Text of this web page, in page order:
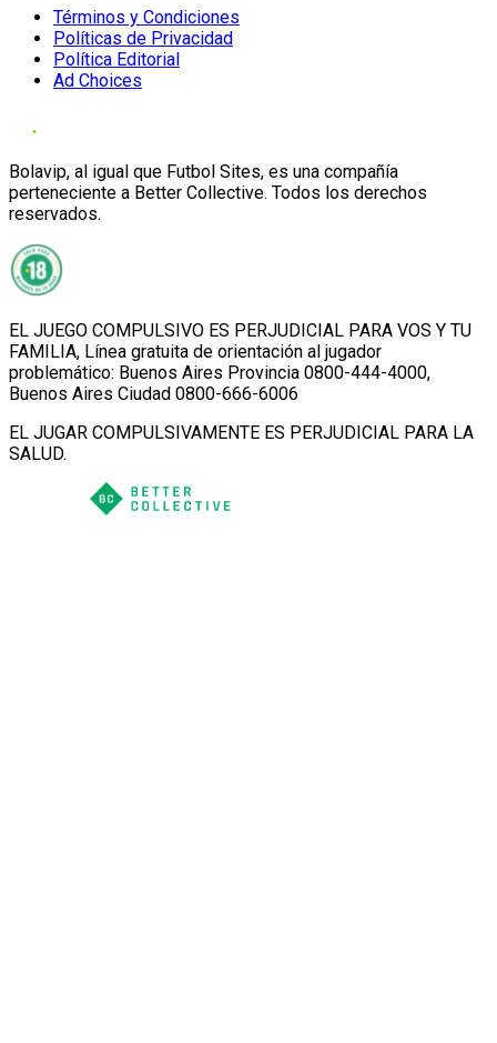
Términos y Condiciones
Políticas de Privacidad
Política Editorial
Ad Choices
Bolavip, al igual que Futbol Sites, es una compañía
perteneciente a Better Collective. Todos los derechos
reservados.
EL JUEGO COMPULSIVO ES PERJUDICIAL PARA VOS Y TU
FAMILIA, Línea gratuita de orientación al jugador
problemático: Buenos Aires Provincia 0800-444-4000,
Buenos Aires Ciudad 0800-666-6006
EL JUGAR COMPULSIVAMENTE ES PERJUDICIAL PARA LA
SALUD.